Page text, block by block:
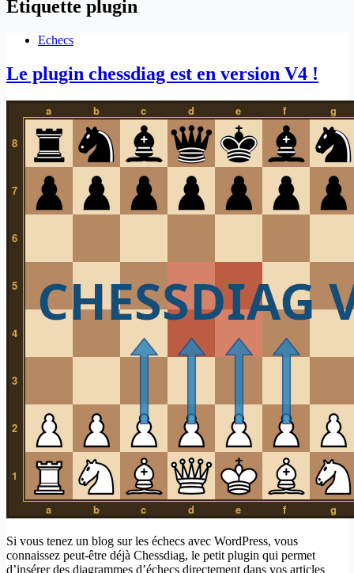
Étiquette plugin
Echecs
Le plugin chessdiag est en version V4 !
Si vous tenez un blog sur les échecs avec WordPress, vous
connaissez peut-être déjà Chessdiag, le petit plugin qui permet
d’insérer des diagrammes d’échecs directement dans vos articles